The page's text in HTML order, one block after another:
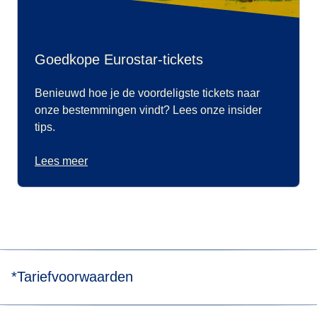
Goedkope Eurostar-tickets
Benieuwd hoe je de voordeligste tickets naar
onze bestemmingen vindt? Lees onze insider
tips.
Lees meer
*Tariefvoorwaarden